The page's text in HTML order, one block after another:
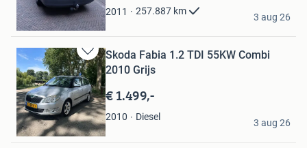
2011 257.887 km
Sandra
Amsterdam
3 aug 26
Bewaren
in
Mijn
Favorieten
Skoda Fabia 1.2 TDI 55KW Combi
2010 Grijs
€ 1.499,-
2010 Diesel
Hubert
Moerdijk
3 aug 26